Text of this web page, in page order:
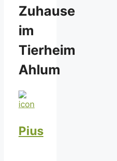
Zuhause
im
Tierheim
Ahlum
Pius